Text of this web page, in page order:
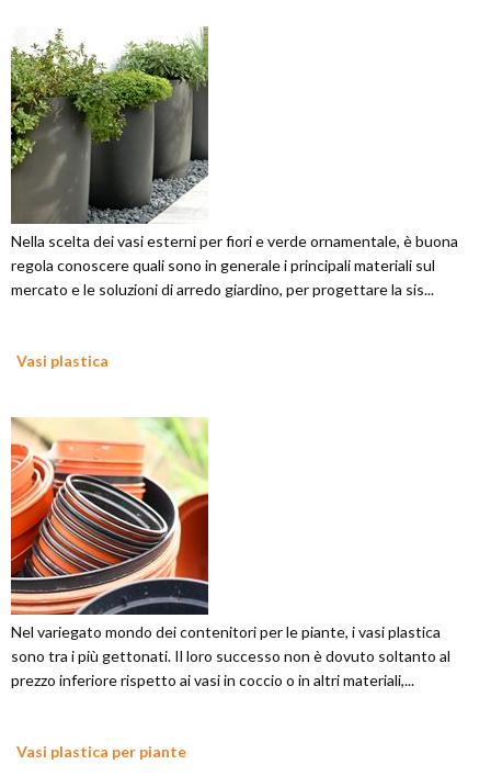
Nella scelta dei vasi esterni per fiori e verde ornamentale, è buona
regola conoscere quali sono in generale i principali materiali sul
mercato e le soluzioni di arredo giardino, per progettare la sis...
Vasi plastica
Nel variegato mondo dei contenitori per le piante, i vasi plastica
sono tra i più gettonati. Il loro successo non è dovuto soltanto al
prezzo inferiore rispetto ai vasi in coccio o in altri materiali,...
Vasi plastica per piante